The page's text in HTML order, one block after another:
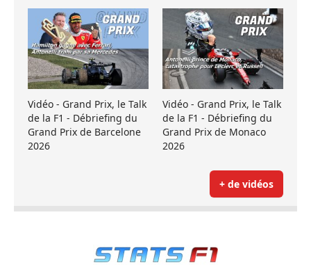
Vidéo - Grand Prix, le Talk
de la F1 - Débriefing du
Grand Prix de Barcelone
2026
Vidéo - Grand Prix, le Talk
de la F1 - Débriefing du
Grand Prix de Monaco
2026
+ de vidéos